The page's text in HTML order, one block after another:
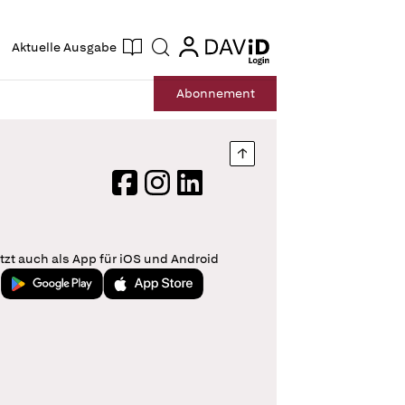
Aktuelle Ausgabe Suche login
login
Abonnement
Nach oben springen
FacebookInstagram
LinkedIn
auch als App für iOS und Android
Jetzt bei Google PlayLaden im App Store